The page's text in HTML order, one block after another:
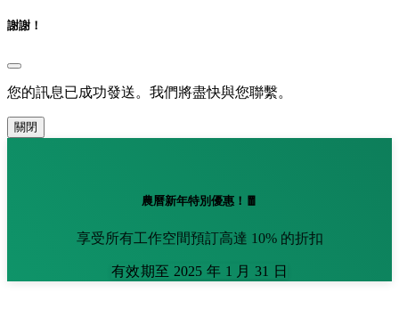
謝謝！
您的訊息已成功發送。我們將盡快與您聯繫。
關閉
農曆新年特別優惠！🧧
享受所有工作空間預訂高達 10% 的折扣
有效期至 2025 年 1 月 31 日